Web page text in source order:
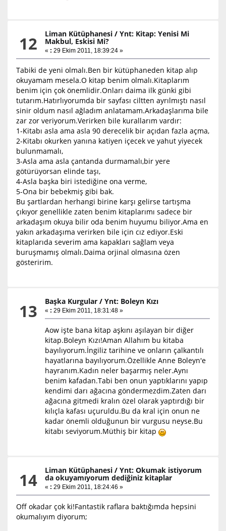
12 Liman Kütüphanesi /Ynt: Kitap: Yenisi Mi
Makbul, Eskisi Mi?
« : 29 Ekim 2011, 18:39:24 »
Tabiki de yeni olmalı.Ben bir kütüphaneden kitap alıp
okuyamam mesela.O kitap benim olmalı.Kitaplarım
benim için çok önemlidir.Onları daima ilk günki gibi
tutarım.Hatırlıyorumda bir sayfası ciltten ayrılmıştı nasıl
sinir oldum nasıl ağladım anlatamam.Arkadaşlarıma bile
zar zor veriyorum.Verirken bile kurallarım vardır:
1-Kitabı asla ama asla 90 derecelik bir açıdan fazla açma,
2-Kitabı okurken yanına katiyen içecek ve yahut yiyecek
bulunmamalı,
3-Asla ama asla çantanda durmamalı,bir yere
götürüyorsan elinde taşı,
4-Asla başka biri istediğine ona verme,
5-Ona bir bebekmiş gibi bak.
Bu şartlardan herhangi birine karşı gelirse tartışma
çıkıyor genellikle zaten benim kitaplarımı sadece bir
arkadaşım okuya bilir oda benim huyumu biliyor.Ama en
yakın arkadaşıma verirken bile için cız ediyor.Eski
kitaplarıda severim ama kapakları sağlam veya
buruşmamış olmalı.Daima orjinal olmasına özen
gösteririm.
13 Başka Kurgular /Ynt: Boleyn Kızı
« : 29 Ekim 2011, 18:31:48 »
Aow işte bana kitap aşkını aşılayan bir diğer
kitap.Boleyn Kızı!Aman Allahım bu kitaba
bayılıyorum.İngiliz tarihine ve onların çalkantılı
hayatlarına bayılıyorum.Özellikle Anne Boleyn'e
hayranım.Kadın neler başarmış neler.Aynı
benim kafadan.Tabi ben onun yaptıklarını yapıp
kendimi darı ağacına göndermezdim.Zaten darı
ağacına gitmedi kralın özel olarak yaptırdığı bir
kılıçla kafası uçuruldu.Bu da kral için onun ne
kadar önemli olduğunun bir vurgusu neyse.Bu
kitabı seviyorum.Müthiş bir kitap
14 Liman Kütüphanesi /Ynt: Okumak istiyorum
da okuyamıyorum dediğiniz kitaplar
« : 29 Ekim 2011, 18:24:46 »
Off okadar çok ki!Fantastik raflara baktığımda hepsini
okumalıyım diyorum;